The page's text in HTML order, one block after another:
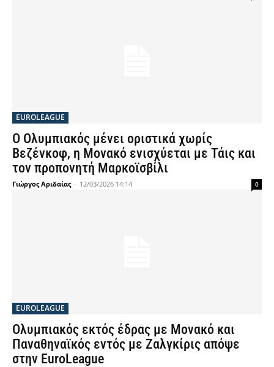
EUROLEAGUE
Ο Ολυμπιακός μένει οριστικά χωρίς
Βεζένκοφ, η Μονακό ενισχύεται με Τάις και
τον προπονητή Μαρκοϊσβίλι
Γιώργος Αριδαίας - 12/03/2026 14:14 0
EUROLEAGUE
Ολυμπιακός εκτός έδρας με Μονακό και
Παναθηναϊκός εντός με Ζαλγκίρις απόψε
στην EuroLeague